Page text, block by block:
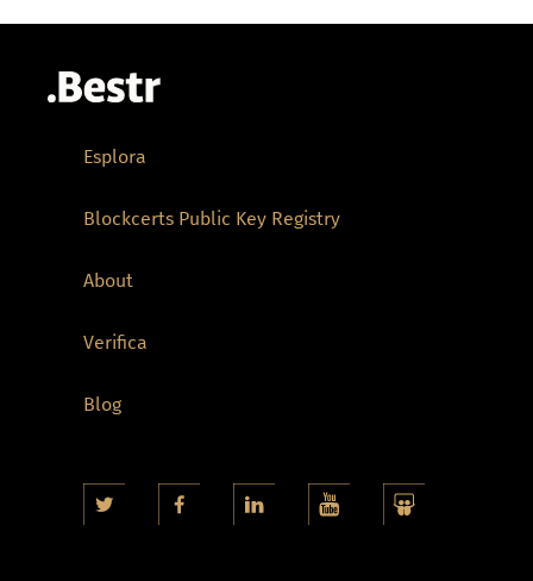
Esplora
Blockcerts Public Key Registry
About
Verifica
Blog